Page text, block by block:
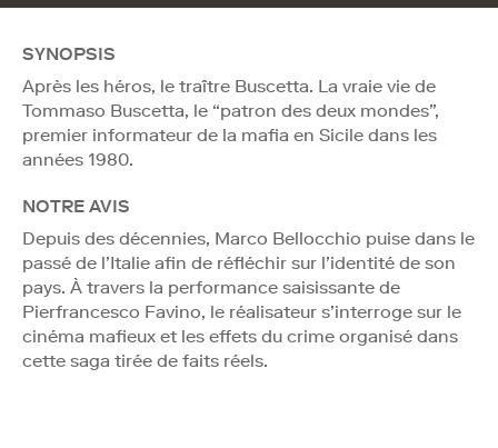
SYNOPSIS
Après les héros, le traître Buscetta. La vraie vie de
Tommaso Buscetta, le “patron des deux mondes”,
premier informateur de la mafia en Sicile dans les
années 1980.
NOTRE AVIS
Depuis des décennies, Marco Bellocchio puise dans le
passé de l’Italie afin de réfléchir sur l’identité de son
pays. À travers la performance saisissante de
Pierfrancesco Favino, le réalisateur s’interroge sur le
cinéma mafieux et les effets du crime organisé dans
cette saga tirée de faits réels.